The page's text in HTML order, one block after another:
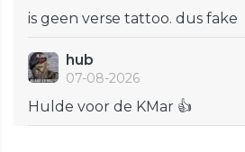
is geen verse tattoo. dus fake
hub
07-08-2026
Hulde voor de KMar 👍